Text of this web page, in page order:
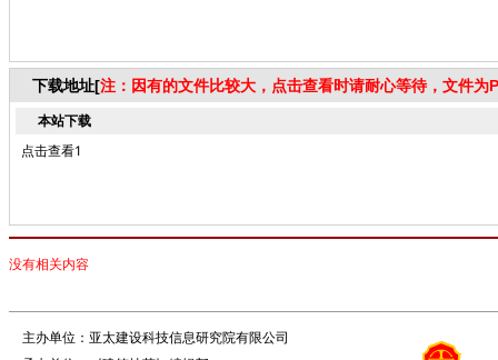
下载地址[注：因有的文件比较大，点击查看时请耐心等待，文件为
本站下载
点击查看1
没有相关内容
主办单位：亚太建设科技信息研究院有限公司